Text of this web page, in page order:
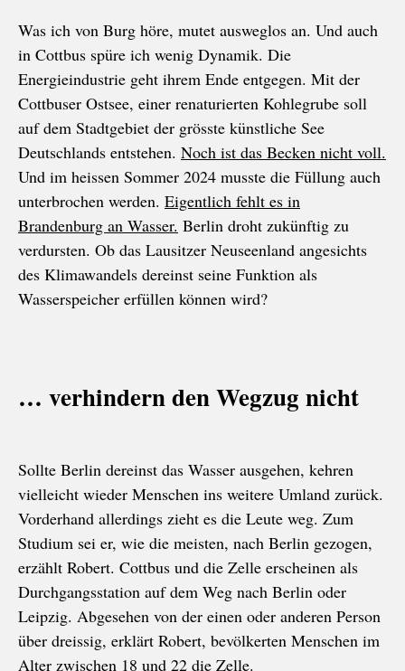
Was ich von Burg höre, mutet ausweglos an. Und auch
in Cottbus spüre ich wenig Dynamik. Die
Energieindustrie geht ihrem Ende entgegen. Mit der
Cottbuser Ostsee, einer renaturierten Kohlegrube soll
auf dem Stadtgebiet der grösste künstliche See
Deutschlands entstehen. Noch ist das Becken nicht voll.
Und im heissen Sommer 2024 musste die Füllung auch
unterbrochen werden. Eigentlich fehlt es in
Brandenburg an Wasser. Berlin droht zukünftig zu
verdursten. Ob das Lausitzer Neuseenland angesichts
des Klimawandels dereinst seine Funktion als
Wasserspeicher erfüllen können wird?
… verhindern den Wegzug nicht
Sollte Berlin dereinst das Wasser ausgehen, kehren
vielleicht wieder Menschen ins weitere Umland zurück.
Vorderhand allerdings zieht es die Leute weg. Zum
Studium sei er, wie die meisten, nach Berlin gezogen,
erzählt Robert. Cottbus und die Zelle erscheinen als
Durchgangsstation auf dem Weg nach Berlin oder
Leipzig. Abgesehen von der einen oder anderen Person
über dreissig, erklärt Robert, bevölkerten Menschen im
Alter zwischen 18 und 22 die Zelle.